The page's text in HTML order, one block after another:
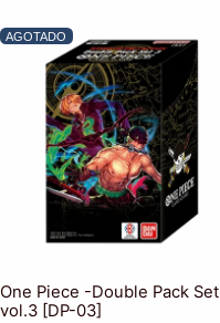
AGOTADO
One Piece -Double Pack Set
vol.3 [DP-03]